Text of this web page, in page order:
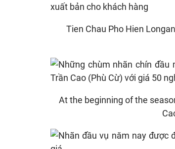
Tien Chau Pho Hien
At the beginning of the